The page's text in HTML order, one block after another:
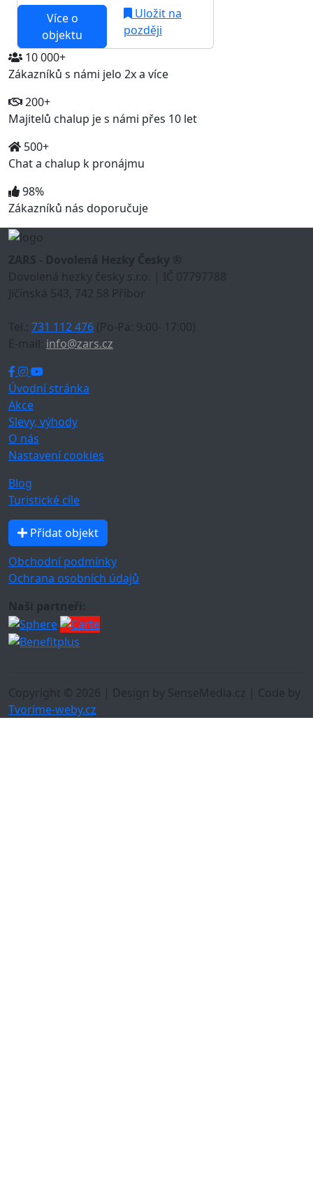
Více o
objektu
Uložit na
později
10 000+
Zákazníků s námi jelo 2x a více
200+
Majitelů chalup je s námi přes 10 let
500+
Chat a chalup k pronájmu
98%
Zákazníků nás doporučuje
ZARS - Dovolená Hezky Česky ®
Dovolená hezky česky s.r.o. | IČ 07797788
Jičínská 543, 742 58 Příbor
Tel.: 731 112 476 (Po-Pá: 9:00- 17:00)
E-mail: info@zars.cz
Úvodní stránka
Akce
Slevy, výhody
O nás
Nastavení cookies
Blog
Turistické cíle
Přidat objekt
Obchodní podmínky
Ochrana osobních údajů
Naši partneři:
Copyright © 2026 | Design by SenseMedia.cz | Code by
Tvorime-weby.cz